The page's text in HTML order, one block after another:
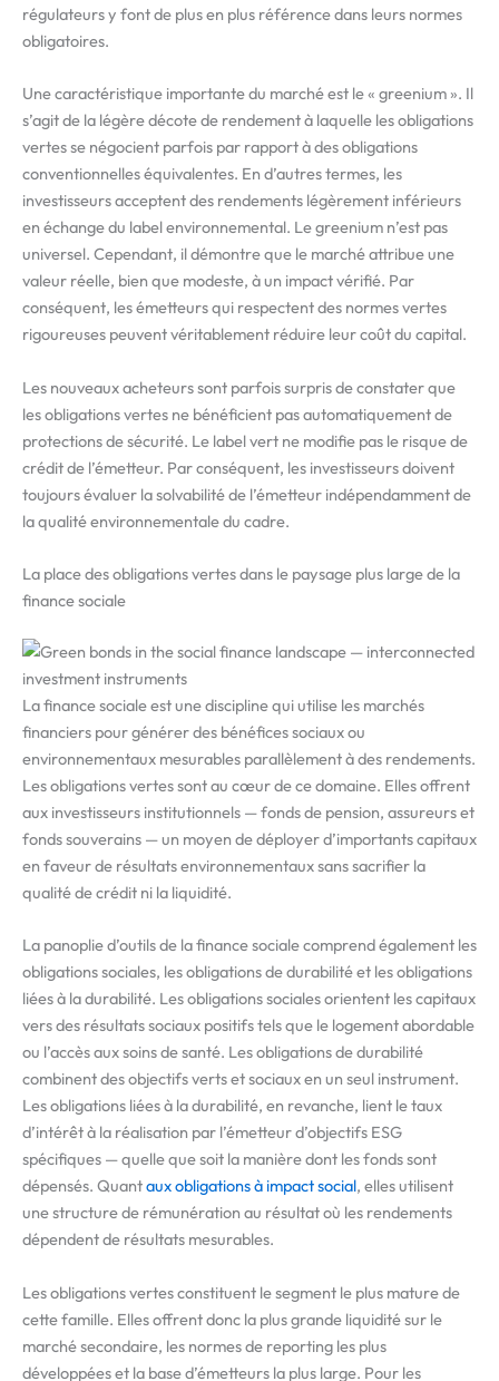
régulateurs y font de plus en plus référence dans leurs normes
obligatoires.
Une caractéristique importante du marché est le « greenium ». Il
s’agit de la légère décote de rendement à laquelle les obligations
vertes se négocient parfois par rapport à des obligations
conventionnelles équivalentes. En d’autres termes, les
investisseurs acceptent des rendements légèrement inférieurs
en échange du label environnemental. Le greenium n’est pas
universel. Cependant, il démontre que le marché attribue une
valeur réelle, bien que modeste, à un impact vérifié. Par
conséquent, les émetteurs qui respectent des normes vertes
rigoureuses peuvent véritablement réduire leur coût du capital.
Les nouveaux acheteurs sont parfois surpris de constater que
les obligations vertes ne bénéficient pas automatiquement de
protections de sécurité. Le label vert ne modifie pas le risque de
crédit de l’émetteur. Par conséquent, les investisseurs doivent
toujours évaluer la solvabilité de l’émetteur indépendamment de
la qualité environnementale du cadre.
La place des obligations vertes dans le paysage plus large de la
finance sociale
La finance sociale est une discipline qui utilise les marchés
financiers pour générer des bénéfices sociaux ou
environnementaux mesurables parallèlement à des rendements.
Les obligations vertes sont au cœur de ce domaine. Elles offrent
aux investisseurs institutionnels — fonds de pension, assureurs et
fonds souverains — un moyen de déployer d’importants capitaux
en faveur de résultats environnementaux sans sacrifier la
qualité de crédit ni la liquidité.
La panoplie d’outils de la finance sociale comprend également les
obligations sociales, les obligations de durabilité et les obligations
liées à la durabilité. Les obligations sociales orientent les capitaux
vers des résultats sociaux positifs tels que le logement abordable
ou l’accès aux soins de santé. Les obligations de durabilité
combinent des objectifs verts et sociaux en un seul instrument.
Les obligations liées à la durabilité, en revanche, lient le taux
d’intérêt à la réalisation par l’émetteur d’objectifs ESG
spécifiques — quelle que soit la manière dont les fonds sont
dépensés. Quantaux obligations à impact social, elles utilisent
une structure de rémunération au résultat où les rendements
dépendent de résultats mesurables.
Les obligations vertes constituent le segment le plus mature de
cette famille. Elles offrent donc la plus grande liquidité sur le
marché secondaire, les normes de reporting les plus
développées et la base d’émetteurs la plus large. Pour les